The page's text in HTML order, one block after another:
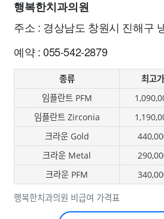
행복한치과의원
주소 : 경상남도 창원시 진해구
예약 : 055-542-2879
행복한치과의원 비급여 가격표
종류 최고가
임플란트 PFM
임플란트 Zirconia
크라운 Gold
크라운 Metal
크라운 PFM